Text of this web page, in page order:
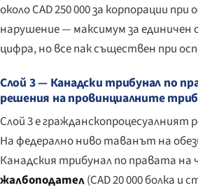
около CAD 250 000 за корпорации при
нарушение — максимум за единичен
цифра, но все пак съществен при
Слой 3 — Канадски трибунал по
решения на провинциалните
Слой 3 е гражданскопроцесуалният
На федерално ниво таванът на
Канадския трибунал по правата на
жалбоподател(CAD 20 000 болка и